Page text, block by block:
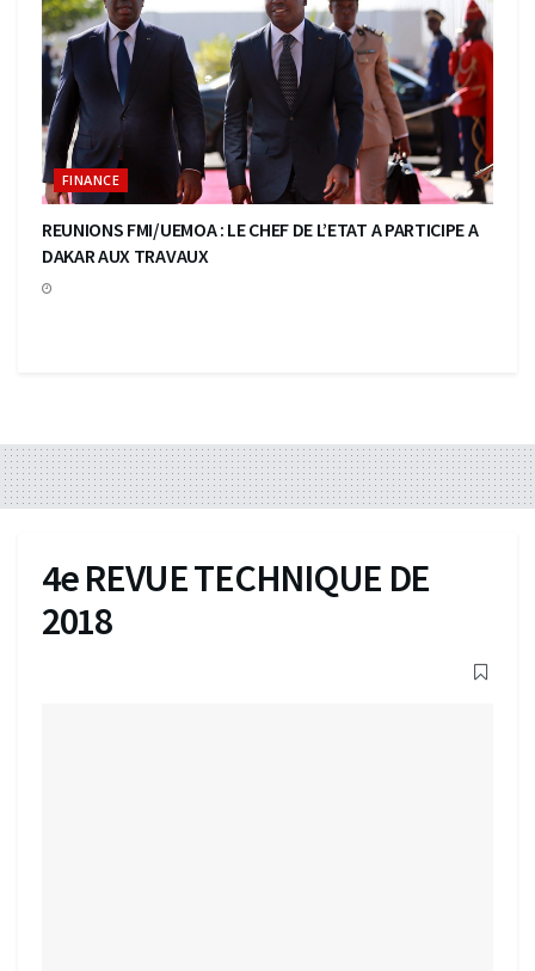
FINANCE
REUNIONS FMI/UEMOA : LE CHEF DE L’ETAT A PARTICIPE A
DAKAR AUX TRAVAUX
4e REVUE TECHNIQUE DE
2018